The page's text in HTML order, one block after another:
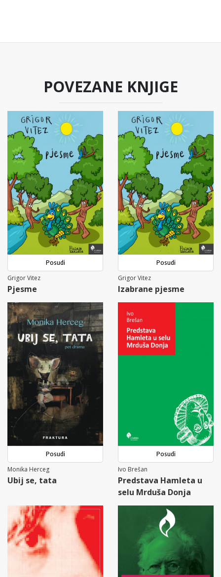
POVEZANE KNJIGE
Posudi
Grigor Vitez
Pjesme
Posudi
Grigor Vitez
Izabrane pjesme
Posudi
Monika Herceg
Ubij se, tata
Posudi
Ivo Brešan
Predstava Hamleta u
selu Mrduša Donja